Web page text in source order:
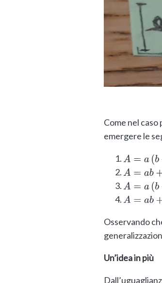
Come nel
emergere le
A= a(b+ c+
A= ab +a( c
A= a(b+ c)
A= ab +ac+
Osservando
Un’idea in più